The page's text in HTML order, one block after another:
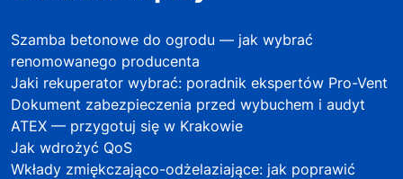
Szamba betonowe do ogrodu — jak wybrać
renomowanego producenta
Jaki rekuperator wybrać: poradnik ekspertów Pro-Vent
Dokument zabezpieczenia przed wybuchem i audyt
ATEX — przygotuj się w Krakowie
Jak wdrożyć QoS
Wkłady zmiękczająco-odżelaziające: jak poprawić